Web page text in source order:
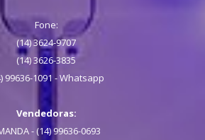
Fone:
(14) 3624-9707
(14) 3626-3835
99636-1091 - Whatsapp
Vendedoras:
- (14) 99636-0693